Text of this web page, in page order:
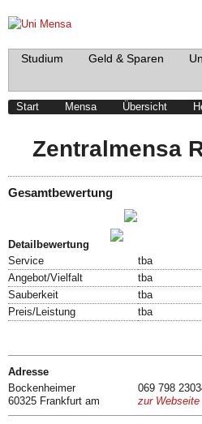
Studium Geld & Sparen
Start Mensa Übersicht
Zentralmensa
Gesamtbewertung
Bewertung abgeben!
Detailbewertung
Service
tba
Angebot/Vielfalt
tba
Sauberkeit
tba
Preis/Leistung
tba
Adresse
Bockenheimer
Landstraße 133
069 798
60325 Frankfurt am
Main
zur Webseite